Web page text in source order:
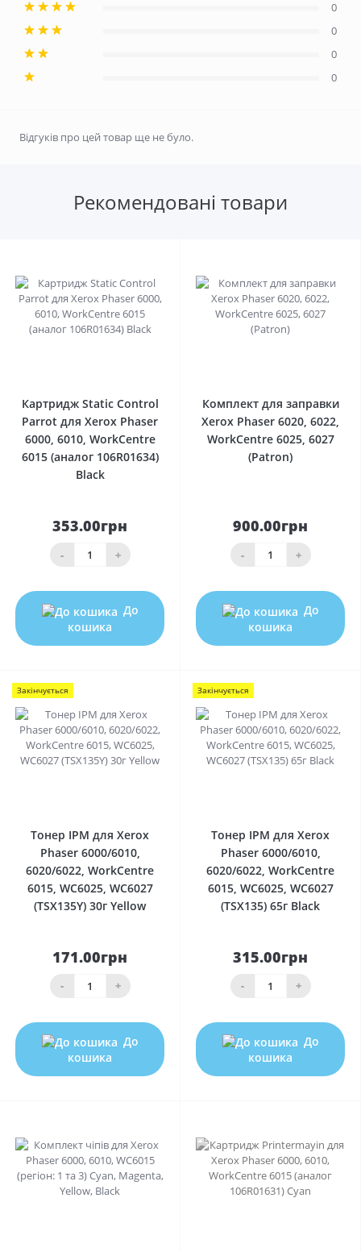
0
0
0
0
Відгуків про цей товар ще не було.
Рекомендовані товари
Картридж Static Control
Parrot для Xerox Phaser
6000, 6010, WorkCentre
6015 (аналог 106R01634)
Black
353.00грн
- +
До
кошика
Комплект для заправки
Xerox Phaser 6020, 6022,
WorkCentre 6025, 6027
(Patron)
900.00грн
- +
До
кошика
Закінчується
Тонер IPM для Xerox
Phaser 6000/6010,
6020/6022, WorkCentre
6015, WC6025, WC6027
(TSX135Y) 30г Yellow
171.00грн
- +
До
кошика
Закінчується
Тонер IPM для Xerox
Phaser 6000/6010,
6020/6022, WorkCentre
6015, WC6025, WC6027
(TSX135) 65г Black
315.00грн
- +
До
кошика